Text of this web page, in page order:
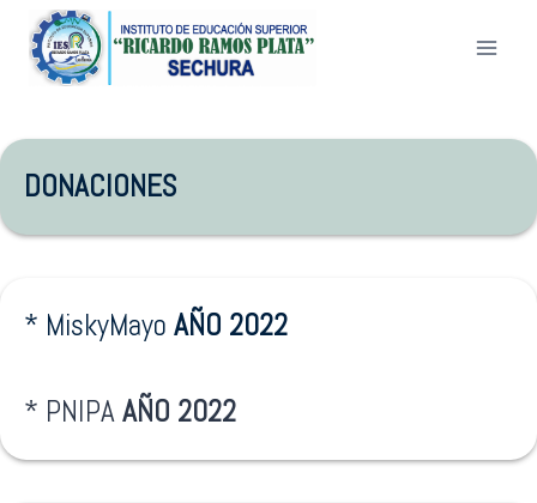
Saltar
contenido
DONACIONES
* MiskyMayo AÑO 2022
* PNIPAAÑO 2022